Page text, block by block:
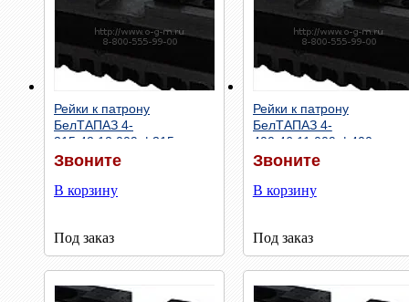
Быстрый просмотр
Рейки к патрону
БелТАПАЗ 4-
315.42.12.009 ф315
Звоните
В корзину
Под заказ
Быстрый просмотр
Рейки к патрону
БелТАПАЗ 4-
400.46.11.009 ф400
Звоните
В корзину
Под заказ